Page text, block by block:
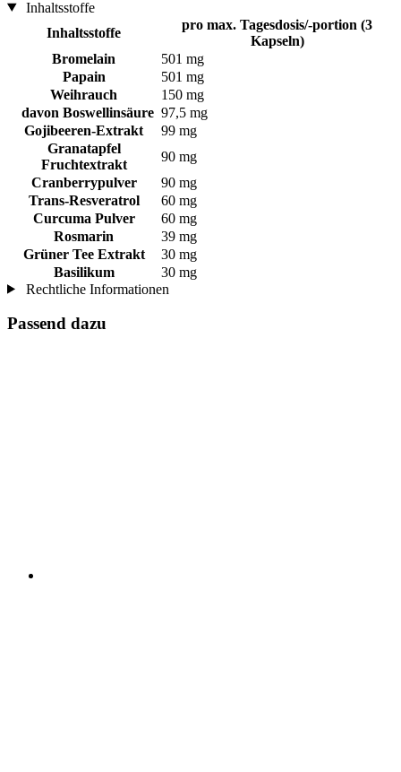
Inhaltsstoffe
Inhaltsstoffe
pro max. Tagesdosis/-portion (3
Kapseln)
Bromelain
501 mg
Papain
501 mg
Weihrauch
150 mg
davon Boswellinsäure 97,5 mg
Gojibeeren-Extrakt
99 mg
Granatapfel
Fruchtextrakt
90 mg
Cranberrypulver
90 mg
Trans-Resveratrol
60 mg
Curcuma Pulver
60 mg
Rosmarin
39 mg
Grüner Tee Extrakt
30 mg
Basilikum
30 mg
Rechtliche Informationen
Passend dazu